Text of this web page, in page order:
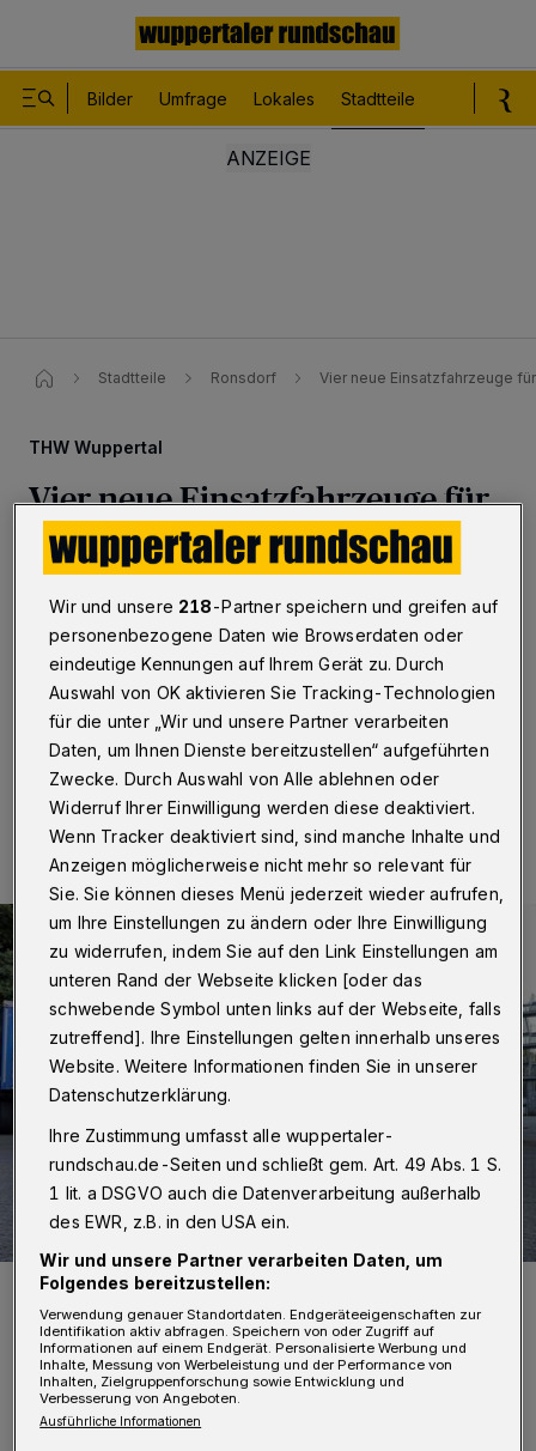
Bilder Umfrage Lokales Stadtteile
Stadtteile Ronsdorf Vier neue Einsatzfahrzeuge
THW Wuppertal
Vier neue Einsatzfahrzeuge für
764.000 Euro
Wuppertal·Das Technische Hilfswerk (THW) in
Wuppertal hat vier neue Einsatzfahrzeuge. Nachdem
der Bundestag den entsprechenden Haushaltsposten
erhöht hatte, flossen insgesamt 764.000 Euro in die
bergische Metropole.
19.09.2020 , 12:58 Uhr Eine Minute Lesezeit
Gruppenbild mit Gästen vor den „Neuzugängen“.
Foto: Christoph Petersen
Wir und unsere 218-Partner speichern und greifen auf
personenbezogene Daten wie Browserdaten oder
eindeutige Kennungen auf Ihrem Gerät zu. Durch
Auswahl von OK aktivieren Sie Tracking-Technologien
für die unter „Wir und unsere Partner verarbeiten
Daten, um Ihnen Dienste bereitzustellen“ aufgeführten
Zwecke. Durch Auswahl von Alle ablehnen oder
Widerruf Ihrer Einwilligung werden diese deaktiviert.
Wenn Tracker deaktiviert sind, sind manche Inhalte und
Anzeigen möglicherweise nicht mehr so relevant für
Sie. Sie können dieses Menü jederzeit wieder aufrufen,
um Ihre Einstellungen zu ändern oder Ihre Einwilligung
zu widerrufen, indem Sie auf den Link Einstellungen am
unteren Rand der Webseite klicken [oder das
schwebende Symbol unten links auf der Webseite, falls
zutreffend]. Ihre Einstellungen gelten innerhalb unseres
Website. Weitere Informationen finden Sie in unserer
Datenschutzerklärung.
Ihre Zustimmung umfasst alle wuppertaler-
rundschau.de-Seiten und schließt gem. Art. 49 Abs. 1 S.
1 lit. a DSGVO auch die Datenverarbeitung außerhalb
des EWR, z.B. in den USA ein.
Wir und unsere Partner verarbeiten Daten, um
Folgendes bereitzustellen:
Verwendung genauer Standortdaten. Endgeräteeigenschaften zur
Identifikation aktiv abfragen. Speichern von oder Zugriff auf
Informationen auf einem Endgerät. Personalisierte Werbung und
Inhalte, Messung von Werbeleistung und der Performance von
Inhalten, Zielgruppenforschung sowie Entwicklung und
Verbesserung von Angeboten.
Ausführliche Informationen